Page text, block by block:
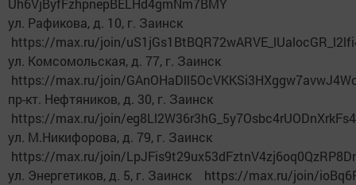
Uh6VjByfFzhpnepBELHd4gmNm7BMY
ул. Рафикова, д. 10, г. Заинск
https://max.ru/join/
ул. Комсомольская, д. 77, г. Заинск
https://max.ru/join/
пр-кт. Нефтяников, д. 30, г. Заинск
https://max.ru/join/
ул. М.Никифорова, д. 79, г. Заинск
https://max.ru/join/
ул. Энергетиков, д. 5, г. Заинск https://max.ru/join/